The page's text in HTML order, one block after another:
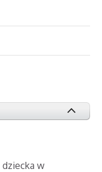
dziecka w